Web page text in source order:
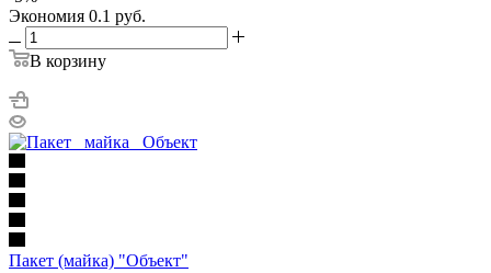
Экономия 0.1 руб.
В корзину
Пакет (майка) "Объект"